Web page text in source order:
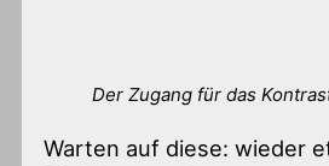
Der Zugang für das
Warten auf diese: wieder